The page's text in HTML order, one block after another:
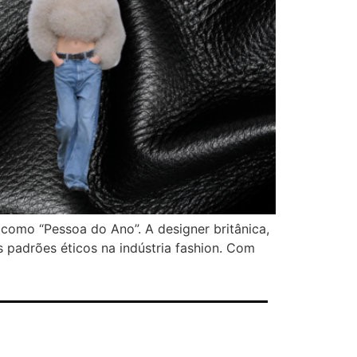
“Pessoa do Ano”. A designer britânica,
éticos na indústria fashion. Com